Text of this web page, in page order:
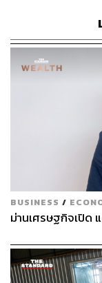
BUSINESS /
ม่านเศรษฐกิจเปิด